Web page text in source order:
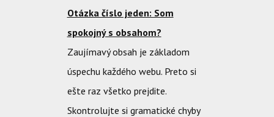
Otázka číslo jeden: Som
spokojný s obsahom?
Zaujímavý obsah je základom
úspechu každého webu. Preto si
ešte raz všetko prejdite.
Skontrolujte si gramatické chyby